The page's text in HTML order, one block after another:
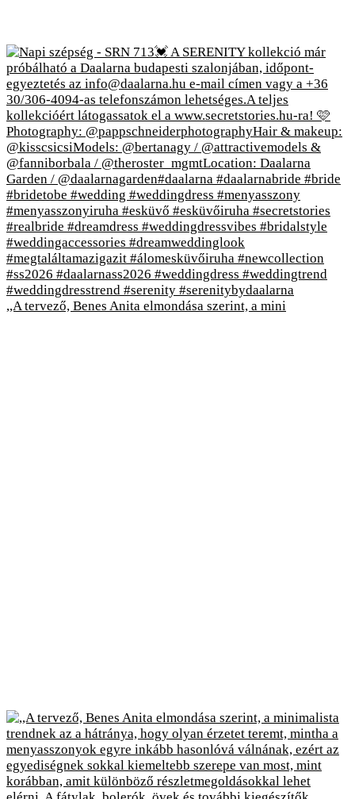
,,A tervező, Benes Anita elmondása szerint, a mini